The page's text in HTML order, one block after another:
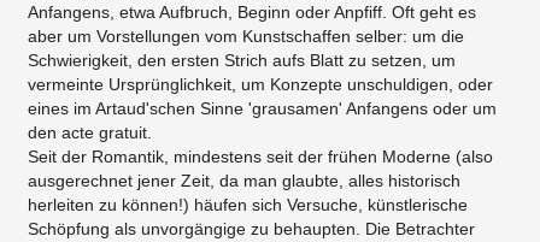
Anfangens, etwa Aufbruch, Beginn oder Anpfiff. Oft geht es
aber um Vorstellungen vom Kunstschaffen selber: um die
Schwierigkeit, den ersten Strich aufs Blatt zu setzen, um
vermeinte Ursprünglichkeit, um Konzepte unschuldigen, oder
eines im Artaud'schen Sinne 'grausamen' Anfangens oder um
den acte gratuit.
Seit der Romantik, mindestens seit der frühen Moderne (also
ausgerechnet jener Zeit, da man glaubte, alles historisch
herleiten zu können!) häufen sich Versuche, künstlerische
Schöpfung als unvorgängige zu behaupten. Die Betrachter